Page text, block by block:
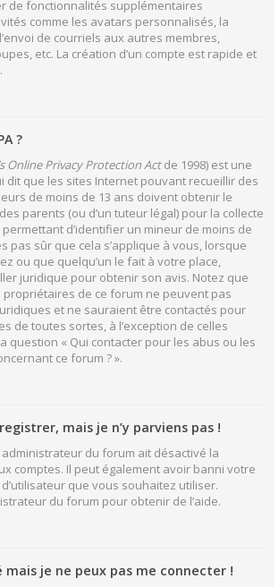
de fonctionnalités supplémentaires
comme les avatars personnalisés, la
de courriels aux autres membres,
etc. La création d’un compte est rapide et
?
Online Privacy Protection Actde 1998) est une
dit que les sites Internet pouvant recueillir des
de moins de 13 ans doivent obtenir le
parents (ou d’un tuteur légal) pour la collecte
d’identifier un mineur de moins de
pas sûr que cela s’applique à vous, lorsque
ou que quelqu’un le fait à votre place,
juridique pour obtenir son avis. Notez que
propriétaires de ce forum ne peuvent pas
et ne sauraient être contactés pour
de toutes sortes, à l’exception de celles
question « Qui contacter pour les abus ou les
ce forum ? ».
mais je n’y parviens pas !
administrateur du forum ait désactivé la
comptes. Il peut également avoir banni votre
que vous souhaitez utiliser.
du forum pour obtenir de l’aide.
mais je ne peux pas me connecter !